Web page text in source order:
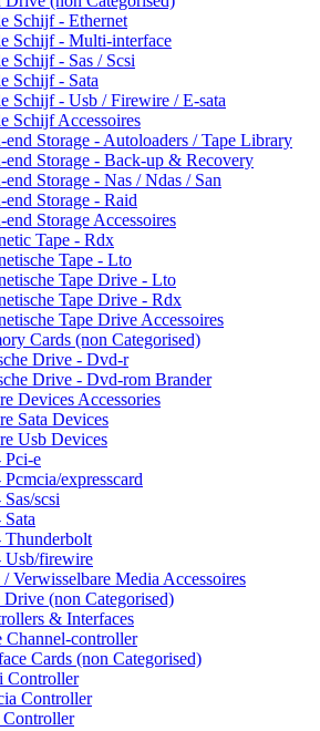
Schijf - Ethernet
Schijf - Multi-interface
Schijf - Sas / Scsi
Schijf - Sata
Schijf - Usb / Firewire / E-sata
Schijf Accessoires
end Storage - Autoloaders / Tape Library
end Storage - Back-up & Recovery
Storage - Nas / Ndas / San
Storage - Raid
Storage Accessoires
Tape - Rdx
Tape - Lto
Tape Drive - Lto
Tape Drive - Rdx
Tape Drive Accessoires
Cards (non Categorised)
Drive - Dvd-r
Drive - Dvd-rom Brander
Devices Accessories
Sata Devices
Usb Devices
Pci-e
Pcmcia/expresscard
Sas/scsi
Sata
Thunderbolt
Usb/firewire
/ Verwisselbare Media Accessoires
Drive (non Categorised)
& Interfaces
Channel-controller
Cards (non Categorised)
Controller
Controller
Controller